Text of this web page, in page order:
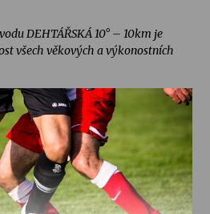
DEHTÁŘSKÁ 10° – 10km je
všech věkových a výkonostních